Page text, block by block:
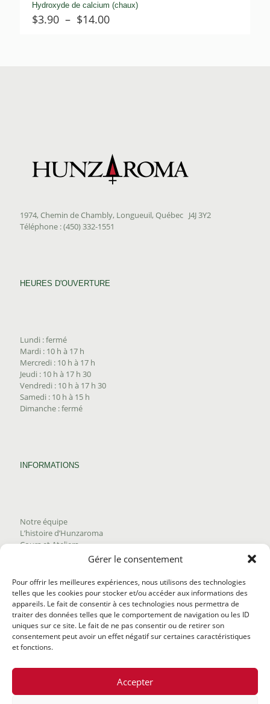
Gérer le consentement
Pour offrir les meilleures expériences, nous utilisons des technologies
telles que les cookies pour stocker et/ou accéder aux informations des
appareils. Le fait de consentir à ces technologies nous permettra de
traiter des données telles que le comportement de navigation ou les ID
uniques sur ce site. Le fait de ne pas consentir ou de retirer son
consentement peut avoir un effet négatif sur certaines caractéristiques
et fonctions.
Accepter
Hydroxyde de calcium (chaux)
$3.90 – $14.00Plage
1974, Chemin de Chambly, Longueuil, Québec J4J 3Y2
Téléphone : (450) 332-1551
HEURES D'OUVERTURE
Lundi : fermé
Mardi : 10 h à 17 h
Mercredi : 10 h à 17 h
Jeudi : 10 h à 17 h 30
Vendredi : 10 h à 17 h 30
Samedi : 10 h à 15 h
Dimanche : fermé
INFORMATIONS
Notre équipe
L’histoire d’Hunzaroma
Cours et Ateliers
Trouver nos produits
Politique de frais d'envoi
Termes et conditions
Politique de remboursement